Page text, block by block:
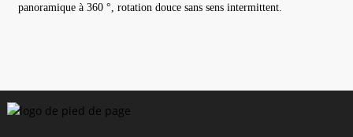
panoramique à 360 °, rotation douce sans sens intermittent.